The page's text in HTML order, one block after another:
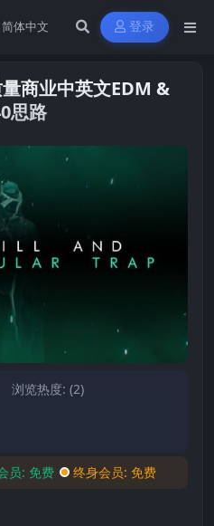
登录
商业中英文EDM &
思路
浏览热度: (2)
员: 免费 终身会员: 免费